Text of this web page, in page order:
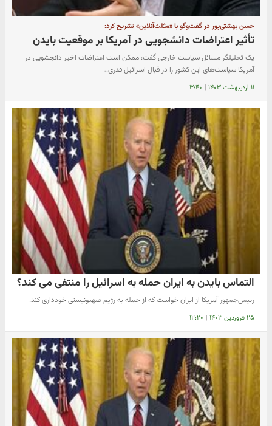
حسن بهشتی‌پور در گفت‌وگو با «مثلث‌آنلاین» تشریح کرد:
تأثیر اعتراضات دانشجویی در آمریکا بر موقعیت بایدن
یک تحلیلگر مسائل سیاست خارجی گفت: ممکن است اعتراضات اخیر دانجشویی در
آمریکا سیاست‌های این کشور را در قبال اسرائیل قدری…
۱۱ اردیبهشت ۱۴۰۳ | ۳:۴۰
التماس بایدن به ایران حمله به اسرائیل را منتفی می کند؟
رییس‌جمهور آمریکا از ایران خواست که از حمله به رژیم صهیونیستی خودداری کند.
۲۵ فروردین ۱۴۰۳ | ۱۲:۲۰